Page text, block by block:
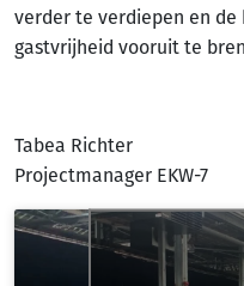
verder te verdiepen en
gastvrijheid vooruit te
Tabea Richter
Projectmanager EKW-7